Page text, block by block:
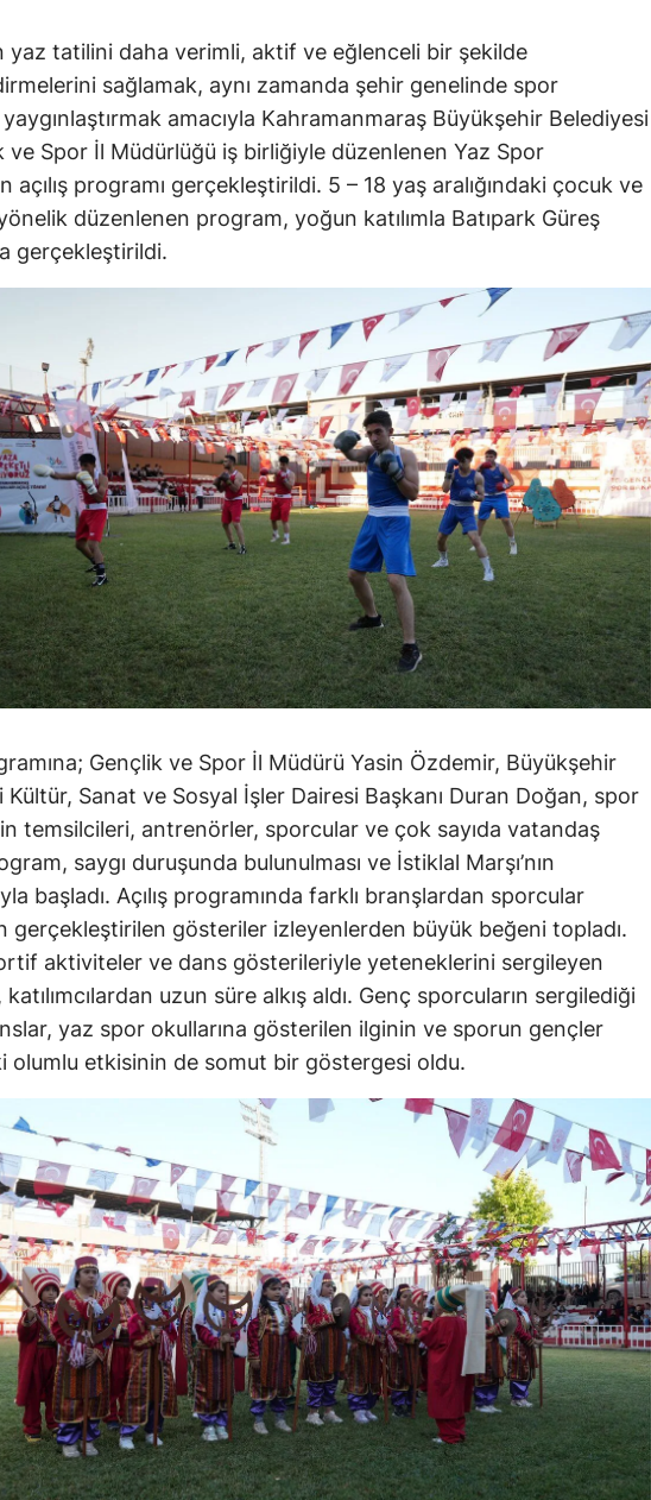
yaz tatilini daha verimli, aktif ve eğlenceli bir şekilde
sağlamak, aynı zamanda şehir genelinde spor
amacıyla Kahramanmaraş Büyükşehir Belediyesi
ve Spor İl Müdürlüğü iş birliğiyle düzenlenen Yaz Spor
açılış programı gerçekleştirildi. 5 – 18 yaş aralığındaki çocuk ve
düzenlenen program, yoğun katılımla Batıpark Güreş
gerçekleştirildi.
Gençlik ve Spor İl Müdürü Yasin Özdemir, Büyükşehir
Kültür, Sanat ve Sosyal İşler Dairesi Başkanı Duran Doğan, spor
temsilcileri, antrenörler, sporcular ve çok sayıda vatandaş
saygı duruşunda bulunulması ve İstiklal Marşı’nın
başladı. Açılış programında farklı branşlardan sporcular
gerçekleştirilen gösteriler izleyenlerden büyük beğeni topladı.
aktiviteler ve dans gösterileriyle yeteneklerini sergileyen
uzun süre alkış aldı. Genç sporcuların sergilediği
yaz spor okullarına gösterilen ilginin ve sporun gençler
olumlu etkisinin de somut bir göstergesi oldu.